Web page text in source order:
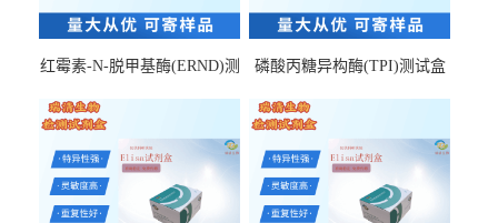
红霉素-N-脱甲基酶(ERND)测
磷酸丙糖异构酶(TPI)测试盒